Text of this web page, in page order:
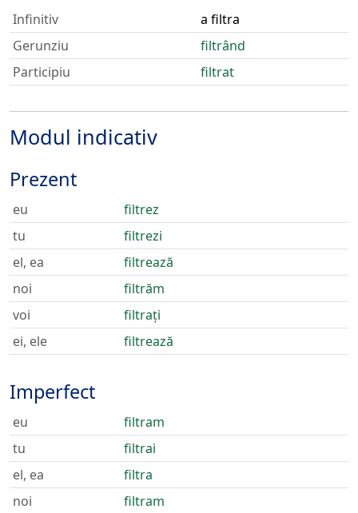
Infinitiv
a filtra
Gerunziu
filtrând
Participiu
filtrat
Modul indicativ
Prezent
eu
filtrez
tu
filtrezi
el, ea
filtrează
noi
filtrăm
voi
filtrați
ei, ele
filtrează
Imperfect
eu
filtram
tu
filtrai
el, ea
filtra
noi
filtram